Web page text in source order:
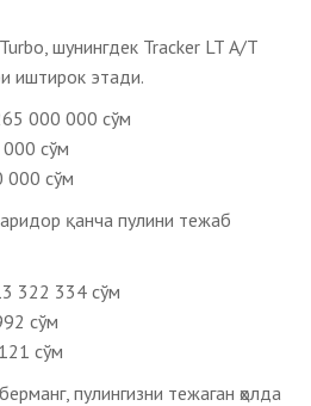
шунингдек Tracker LT А/T
иштирок этади.
000 000 сўм
сўм
000 сўм
қанча пулини тежаб
322 334 сўм
сўм
сўм
пулингизни тежаган ҳолда